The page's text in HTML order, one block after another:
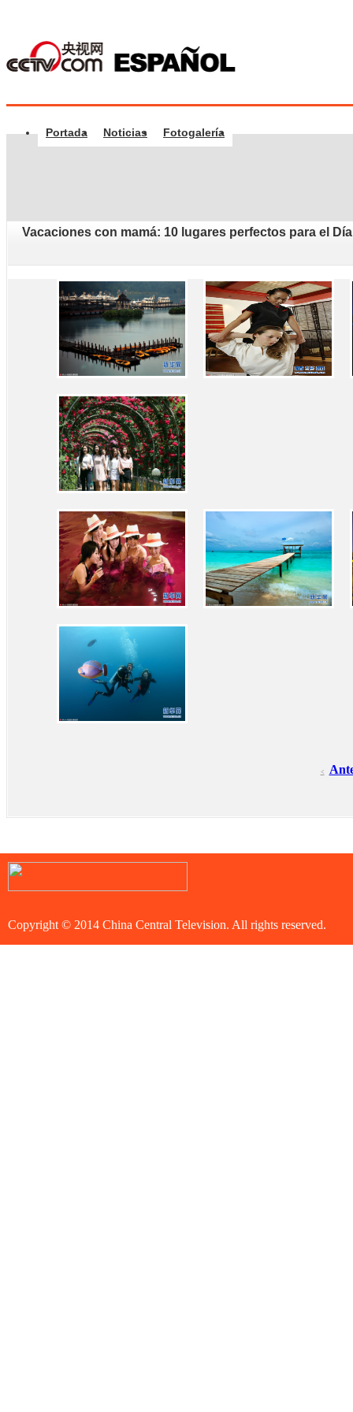
Portada Noticias Fotogalería
Vacaciones con mamá: 10 lugares perfectos para el
<
Copyright © 2014 China Central Television. All rights reserved.